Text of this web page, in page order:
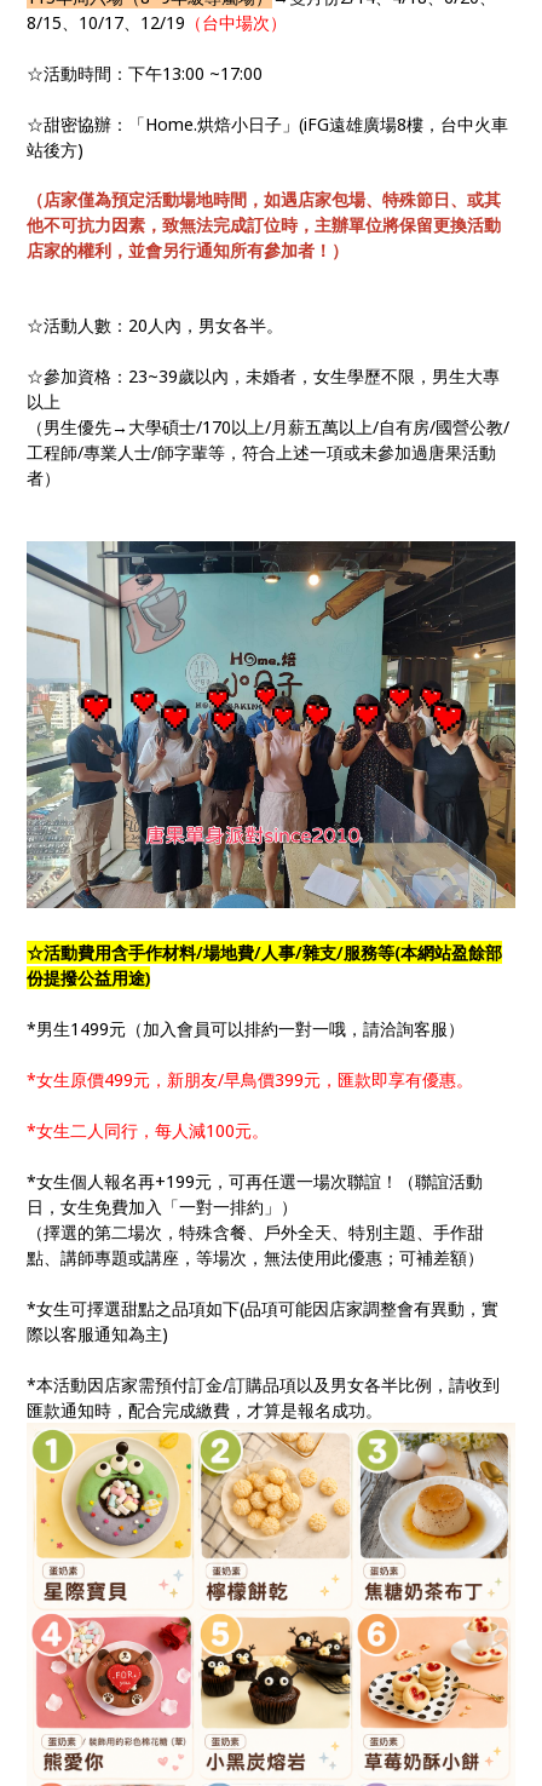
8/15、10/17、12/19 （台中場次）
☆活動時間：下午13:00 ~17:00
☆甜密協辦：「Home.烘焙小日子」(iFG遠雄廣場8樓，台中火車
站後方)
（店家僅為預定活動場地時間，如遇店家包場、特殊節日、或其
他不可抗力因素，致無法完成訂位時，主辦單位將保留更換活動
店家的權利，並會另行通知所有參加者！）
☆活動人數：20人內，男女各半。
☆參加資格：23~39歲以內，未婚者，女生學歷不限，男生大專
以上
（男生優先→大學碩士/170以上/月薪五萬以上/自有房/國營公教/
工程師/專業人士/師字輩等，符合上述一項或未參加過唐果活動
者）
☆活動費用含手作材料/場地費/人事/雜支/服務等(本網站盈餘部
份提撥公益用途)
*男生1499元（加入會員可以排約一對一哦，請洽詢客服）
*女生原價499元，新朋友/早鳥價399元，匯款即享有優惠。
*女生二人同行，每人減100元。
*女生個人報名再+199元，可再任選一場次聯誼！（聯誼活動
日，女生免費加入「一對一排約」）
（擇選的第二場次，特殊含餐、戶外全天、特別主題、手作甜
點、講師專題或講座，等場次，無法使用此優惠；可補差額）
*女生可擇選甜點之品項如下(品項可能因店家調整會有異動，實
際以客服通知為主)
*本活動因店家需預付訂金/訂購品項以及男女各半比例，請收到
匯款通知時，配合完成繳費，才算是報名成功。